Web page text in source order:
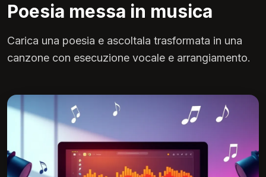
Poesia messa in musica
Carica una poesia e ascoltala trasformata in una
canzone con esecuzione vocale e arrangiamento.